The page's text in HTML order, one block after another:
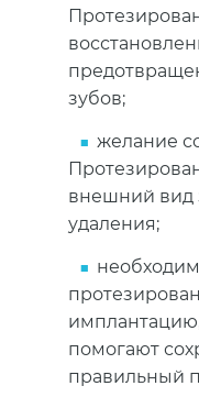
зубов;
желание
внешний вид
удаления;
помогают
правильный